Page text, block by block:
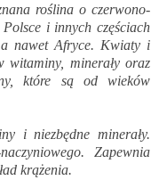
roślina o czerwono-
i innych częściach
nawet Afryce. Kwiaty i
witaminy, minerały oraz
które są od wieków
i niezbędne minerały.
Zapewnia
krążenia.